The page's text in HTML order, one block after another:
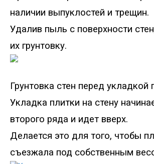
наличии выпуклостей и трещин.
Удалив пыль с поверхности
их грунтовку.
Грунтовка стен перед укладкой
Укладка плитки на стену
второго ряда и идет вверх.
Делается это для того, чтобы
съезжала под собственным